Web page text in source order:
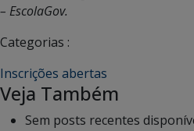
– EscolaGov.
Categorias :
Inscrições abertas
Veja Também
Sem posts recentes